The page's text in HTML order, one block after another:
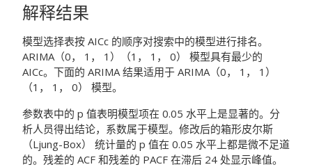
解释结果
模型选择表按 AICc 的顺序对搜索中的模型进行排名。
ARIMA（0， 1， 1）（1， 1， 0） 模型具有最少的
AICc。下面的 ARIMA 结果适用于 ARIMA（0， 1， 1）
（1， 1， 0） 模型。
参数表中的 p 值表明模型项在 0.05 水平上是显著的。分
析人员得出结论，系数属于模型。修改后的箱形皮尔斯
（Ljung-Box） 统计量的 p 值在 0.05 水平上都是微不足道
的。残差的 ACF 和残差的 PACF 在滞后 24 处显示峰值。